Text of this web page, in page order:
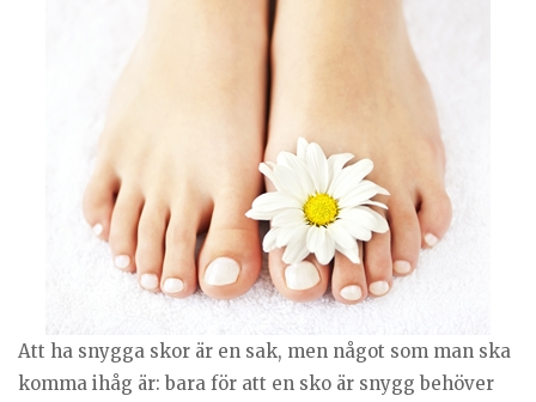
Att ha snygga skor är en sak, men något som man ska
komma ihåg är: bara för att en sko är snygg behöver